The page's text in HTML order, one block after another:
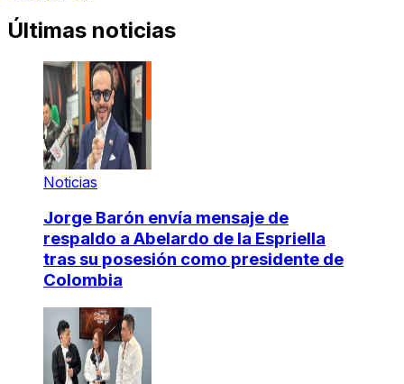
Últimas noticias
Noticias
Jorge Barón envía mensaje de
respaldo a Abelardo de la Espriella
tras su posesión como presidente de
Colombia